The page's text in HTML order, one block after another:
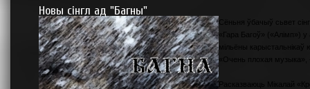
Новы сінгл ад "Багны"
Сёньня ўбачыў сьвет
«Гара Багоў» («Алімп»)
мільёны
«Очень плохая
Расказваюць Мікалай